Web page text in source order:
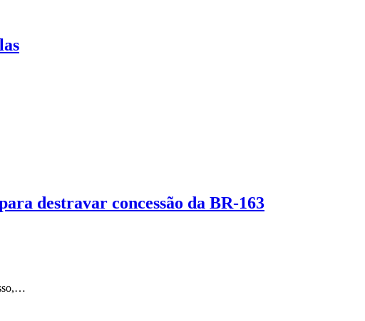
destravar concessão da BR-163